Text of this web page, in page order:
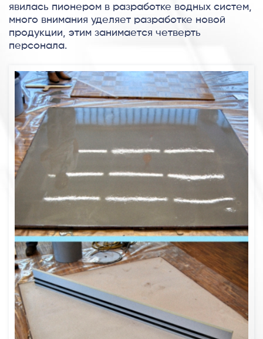
явилась пионером в разработке водных систем,
много внимания уделяет разработке новой
продукции, этим занимается четверть
персонала.